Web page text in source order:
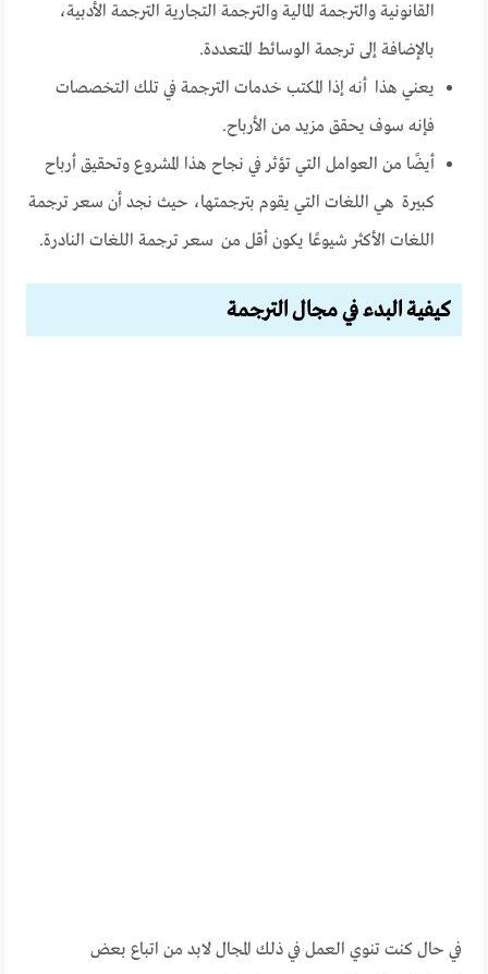
القانونية والترجمة المالية والترجمة التجارية الترجمة الأدبية،
بالإضافة إلى ترجمة الوسائط المتعددة.
يعني هذا أنه إذا المكتب خدمات الترجمة في تلك التخصصات
فإنه سوف يحقق مزيد من الأرباح.
أيضًا من العوامل التي تؤثر في نجاح هذا المشروع وتحقيق أرباح
كبيرة هي اللغات التي يقوم بترجمتها، حيث نجد أن سعر ترجمة
اللغات الأكثر شيوعًا يكون أقل من سعر ترجمة اللغات النادرة.
كيفية البدء في مجال الترجمة
في حال كنت تنوي العمل في ذلك المجال لابد من اتباع بعض